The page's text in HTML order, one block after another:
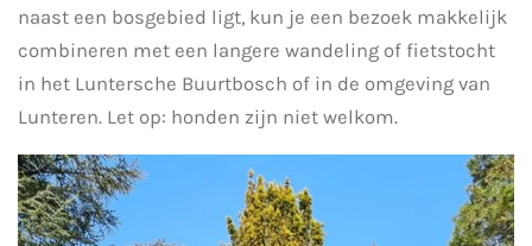
naast een bosgebied ligt, kun je een bezoek makkelijk
combineren met een langere wandeling of fietstocht
in het Luntersche Buurtbosch of in de omgeving van
Lunteren. Let op: honden zijn niet welkom.